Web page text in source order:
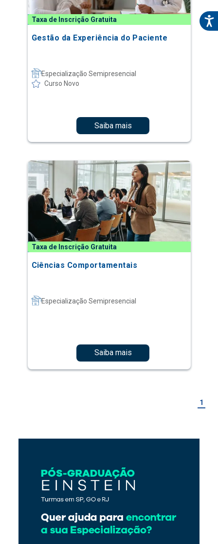
Taxa de Inscrição Gratuita
Gestão da Experiência do Paciente
Especialização Semipresencial
Curso Novo
Saiba mais
Taxa de Inscrição Gratuita
Ciências Comportamentais
Especialização Semipresencial
Saiba mais
1